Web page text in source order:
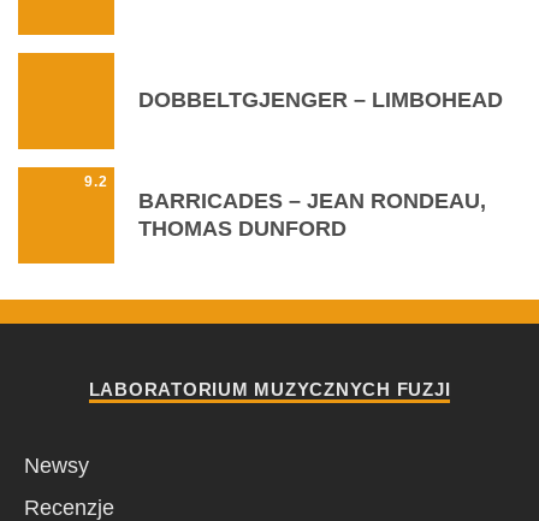
DOBBELTGJENGER – LIMBOHEAD
9.2
BARRICADES – JEAN RONDEAU,
THOMAS DUNFORD
LABORATORIUM MUZYCZNYCH FUZJI
Newsy
Recenzje